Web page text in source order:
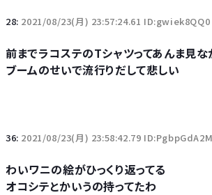
28: 2021/08/23(月) 23:57:24.61 ID:gwiek8QQ0
前までラコステのTシャツってあんま見
ブームのせいで流行りだして悲しい
36: 2021/08/23(月) 23:58:42.79 ID:PgbpGdA2M
わいワニの絵がひっくり返ってる
オコシテとかいうの持ってたわ